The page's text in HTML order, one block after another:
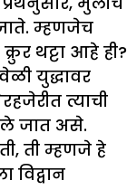
म्हणजेच
थट्टा आहे ही?
युद्धावर
त्याची
जात असे.
ती म्हणजे हे